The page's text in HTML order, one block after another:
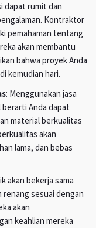
dapat rumit dan
Kontraktor
pemahaman tentang
akan membantu
bahwa proyek Anda
kemudian hari.
: Menggunakan jasa
Anda dapat
material berkualitas
akan
lama, dan bebas
akan bekerja sama
renang sesuai dengan
akan
keahlian mereka